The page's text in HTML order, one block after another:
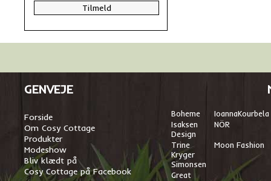
GENVEJE
Forside
Om Cosy Cottage
Produkter
Modeshow
Bliv klædt på
Cosy Cottage på Facebook
Boheme IoannaKourbela
Isaksen
Design
NÖR
Trine
Kryger
Simonsen
Moon Fashion
Great